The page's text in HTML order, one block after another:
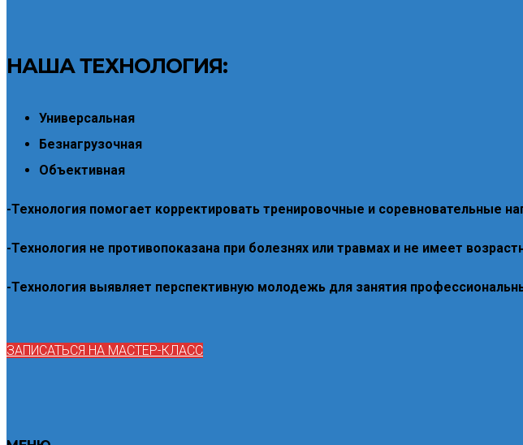
НАША ТЕХНОЛОГИЯ:
Универсальная
Безнагрузочная
Объективная
-Технология помогает корректировать тренировочные и соревновательные
-Технология не противопоказана при болезнях или травмах и не имеет
-Технология выявляет перспективную молодежь для занятия
ЗАПИСАТЬСЯ НА МАСТЕР-КЛАСС